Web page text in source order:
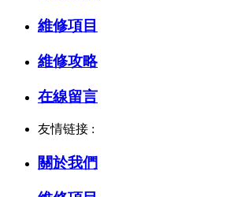
維修項目
維修攻略
在線留言
友情链接 :
關於我們